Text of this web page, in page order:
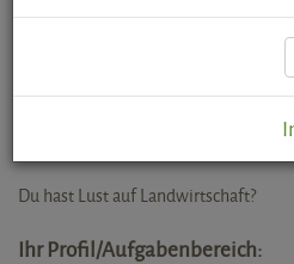
Allrounder
gesucht
Du hast Lust auf Landwirtschaft?
Ihr Profil/Aufgabenbereich: